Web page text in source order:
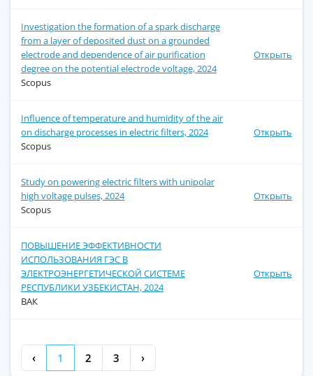
Investigation the formation of a spark discharge
from a layer of deposited dust on a grounded
electrode and dependence of air purification
degree on the potential electrode voltage, 2024
Scopus
Открыть
Influence of temperature and humidity of the air
on discharge processes in electric filters, 2024
Scopus
Открыть
Study on powering electric filters with unipolar
high voltage pulses, 2024
Scopus
Открыть
ПОВЫШЕНИЕ ЭФФЕКТИВНОСТИ
ИСПОЛЬЗОВАНИЯ ГЭС В
ЭЛЕКТРОЭНЕРГЕТИЧЕСКОЙ СИСТЕМЕ
РЕСПУБЛИКИ УЗБЕКИСТАН, 2024
ВАК
Открыть
‹ 1 2 3 ›